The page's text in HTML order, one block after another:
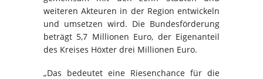
weiteren Akteuren in der Region entwickeln
und umsetzen wird. Die Bundesförderung
beträgt 5,7 Millionen Euro, der Eigenanteil
des Kreises Höxter drei Millionen Euro.
„Das bedeutet eine Riesenchance für die